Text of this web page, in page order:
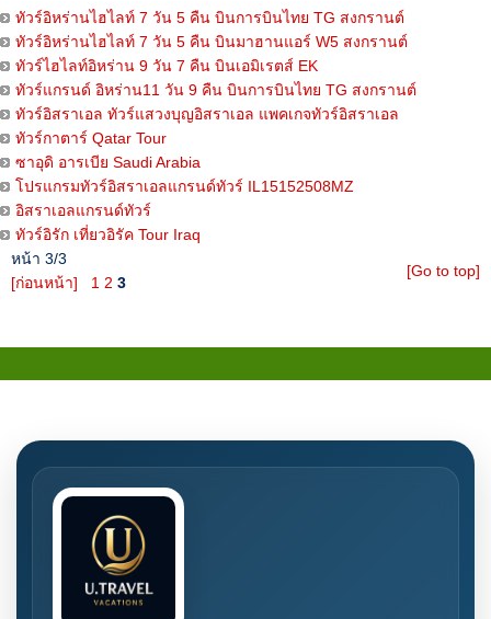
ทัวร์อิหร่านไฮไลท์ 7 วัน 5 คืน บินการบินไทย TG สงกรานต์
ทัวร์อิหร่านไฮไลท์ 7 วัน 5 คืน บินมาฮานแอร์ W5 สงกรานต์
ทัวร์ไฮไลท์อิหร่าน 9 วัน 7 คืน บินเอมิเรตส์ EK
ทัวร์แกรนด์ อิหร่าน11 วัน 9 คืน บินการบินไทย TG สงกรานต์
ทัวร์อิสราเอล ทัวร์แสวงบุญอิสราเอล แพคเกจทัวร์อิสราเอล
ทัวร์กาตาร์ Qatar Tour
ซาอุดิ อารเบีย Saudi Arabia
โปรแกรมทัวร์อิสราเอลแกรนด์ทัวร์ IL15152508MZ
อิสราเอลแกรนด์ทัวร์
ทัวร์อิรัก เที่ยวอิรัค Tour Iraq
หน้า 3/3
[ก่อนหน้า]
1 2 3
[Go to top]